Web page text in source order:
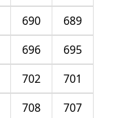
689
690
695
696
701
702
707
708